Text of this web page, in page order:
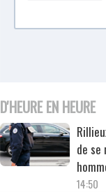
D'HEURE EN HEURE
de se
14:50